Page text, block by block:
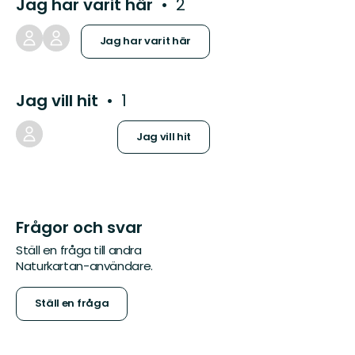
Jag har varit här 2
Jag har varit här
Jag vill hit 1
Jag vill hit
Frågor och svar
Ställ en fråga till andra
Naturkartan-användare.
Ställ en fråga